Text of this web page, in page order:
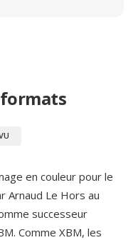
en couleur pour le
Arnaud Le Hors au
successeur
Comme XBM, les